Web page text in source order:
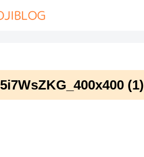
5i7WsZKG_400x400 (1)